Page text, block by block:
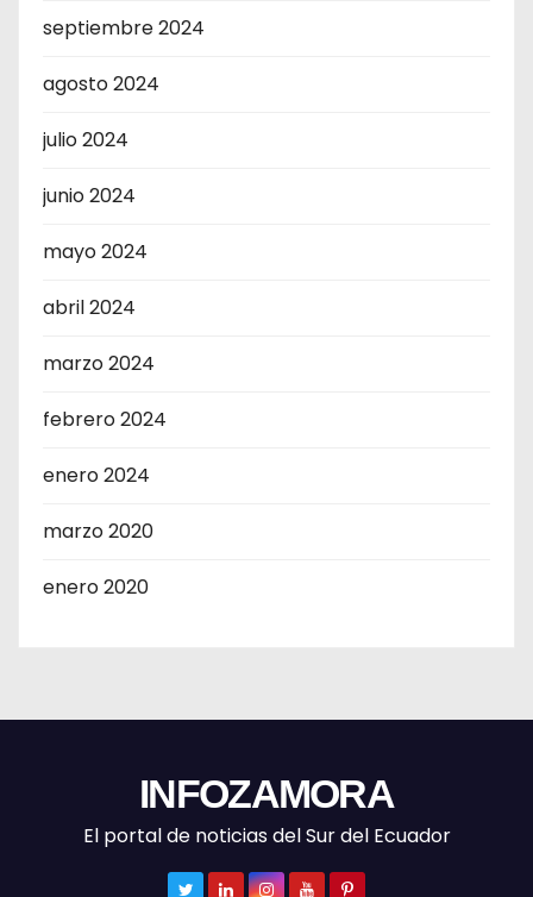
septiembre 2024
agosto 2024
julio 2024
junio 2024
mayo 2024
abril 2024
marzo 2024
febrero 2024
enero 2024
marzo 2020
enero 2020
INFOZAMORA
El portal de noticias del Sur del Ecuador